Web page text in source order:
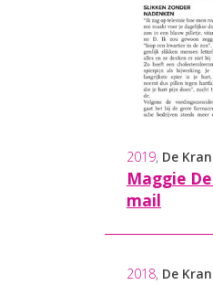
2019, De
Maggie
mail
2018, De